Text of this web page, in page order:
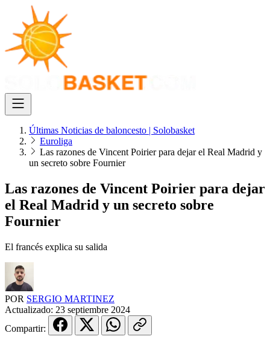
Últimas Noticias de baloncesto | Solobasket
Euroliga
Las razones de Vincent Poirier para dejar el Real Madrid y
un secreto sobre Fournier
Las razones de Vincent Poirier para dejar
el Real Madrid y un secreto sobre
Fournier
El francés explica su salida
POR SERGIO MARTINEZ
Actualizado: 23 septiembre 2024
Compartir: